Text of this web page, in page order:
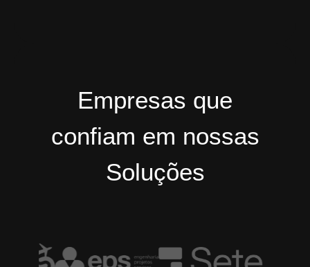
Empresas que
confiam em nossas
Soluções